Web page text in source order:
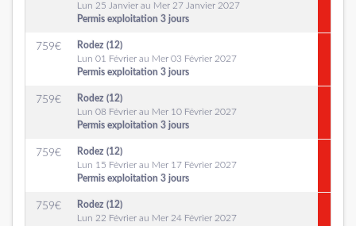
Lun 25 Janvier au Mer 27 Janvier 2027
Permis exploitation 3 jours
759€
Rodez (12)
Lun 01 Février au Mer 03 Février 2027
Permis exploitation 3 jours
759€
Rodez (12)
Lun 08 Février au Mer 10 Février 2027
Permis exploitation 3 jours
759€
Rodez (12)
Lun 15 Février au Mer 17 Février 2027
Permis exploitation 3 jours
759€
Rodez (12)
Lun 22 Février au Mer 24 Février 2027